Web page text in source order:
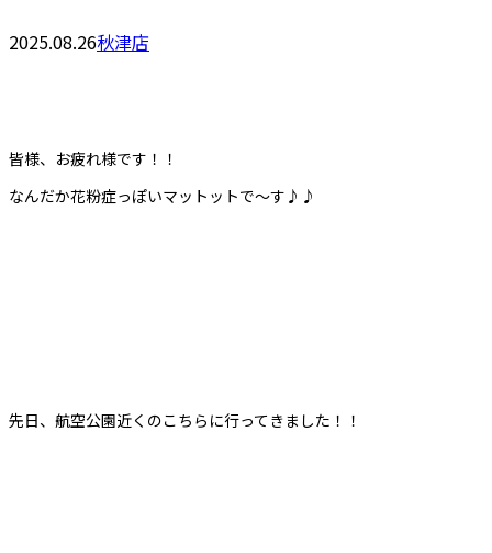
2025.08.26秋津店
皆様、お疲れ様です！！
なんだか花粉症っぽいマットットで～す♪♪
先日、航空公園近くのこちらに行ってきました！！